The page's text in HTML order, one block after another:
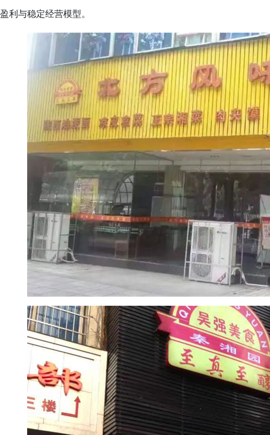
盈利与稳定经营模型。